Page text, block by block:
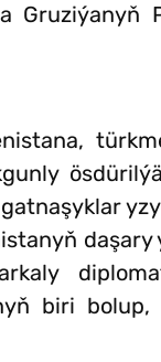
biri